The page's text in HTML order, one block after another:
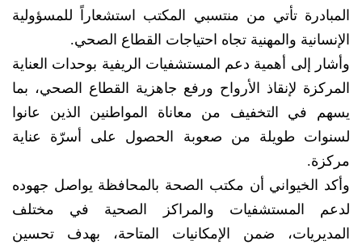
المبادرة تأتي من منتسبي المكتب استشعاراً للمسؤولية
الإنسانية والمهنية تجاه احتياجات القطاع الصحي.
وأشار إلى أهمية دعم المستشفيات الريفية بوحدات العناية
المركزة لإنقاذ الأرواح ورفع جاهزية القطاع الصحي، بما
يسهم في التخفيف من معاناة المواطنين الذين عانوا
لسنوات طويلة من صعوبة الحصول على أسرّة عناية
مركزة.
وأكد الخيواني أن مكتب الصحة بالمحافظة يواصل جهوده
لدعم المستشفيات والمراكز الصحية في مختلف
المديريات، ضمن الإمكانيات المتاحة، بهدف تحسين